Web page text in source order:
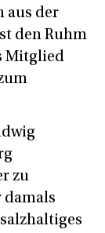
aus der
den Ruhm
Mitglied
zu
damals